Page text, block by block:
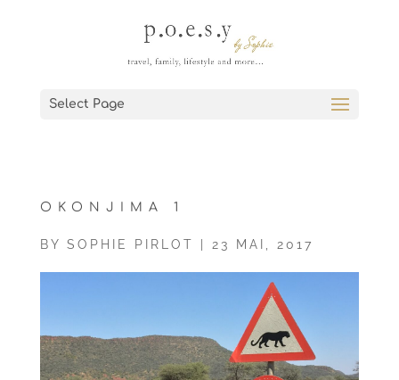
Select Page
OKONJIMA 1
BY SOPHIE PIRLOT 23 MAI, 2017